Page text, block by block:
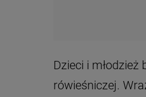
Dzieci i
rówieśniczej.